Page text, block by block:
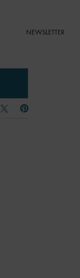
NEWSLETTER
SU FACEBOOK
CONDIVIDI SU TWITTER
CONDIVIDI SU